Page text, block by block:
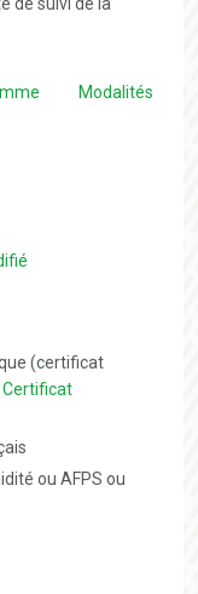
Modalités
(certificat
Certificat
ou AFPS ou